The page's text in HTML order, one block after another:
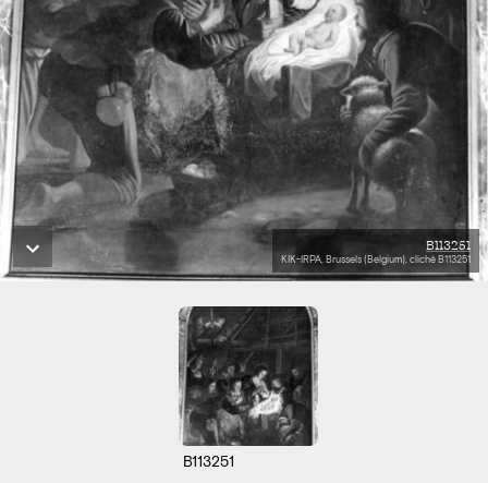
B113251
KIK-IRPA, Brussels (Belgium), cliché B113251
B113251